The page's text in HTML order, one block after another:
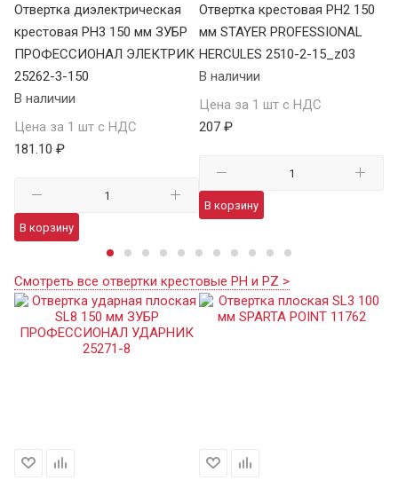
Отвертка диэлектрическая
крестовая PH3 150 мм ЗУБР
ПРОФЕССИОНАЛ ЭЛЕКТРИК
25262-3-150
В наличии
Цена за 1 шт с НДС
181.10 ₽
В корзину
Отвертка крестовая PH2 150
мм STAYER PROFESSIONAL
HERCULES 2510-2-15_z03
В наличии
Цена за 1 шт с НДС
207 ₽
В корзину
Смотреть все отвертки крестовые PH и PZ >